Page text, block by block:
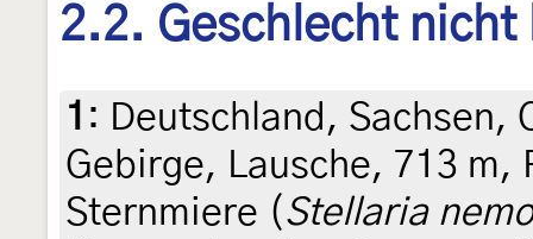
2.2. Geschlecht nicht
1 : Deutschland, Sachsen,
Gebirge, Lausche, 713 m,
Sternmiere (Stellaria